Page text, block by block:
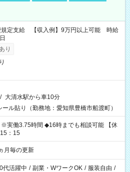
規定支給 【収入例】9万円以上可能 時給
り
/ 大清水駅から車10分
ル貼り（勤務地：愛知県豊橋市船渡町）
時までも相談可能 【休
：15
毎の更新
代活躍中 / 副業・WワークOK / 服装自由 /